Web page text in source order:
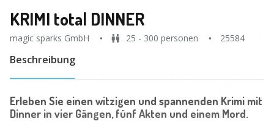
KRIMI total DINNER
magic sparks GmbH 25 - 300 personen 25584
Beschreibung
Erleben Sie einen witzigen und spannenden Krimi mit
Dinner in vier Gängen, fünf Akten und einem Mord.